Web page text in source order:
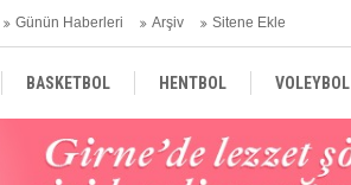
Günün Haberleri Arşiv Sitene Ekle
BASKETBOL HENTBOL VOLEYBOL
AVRUPA DÜNYA